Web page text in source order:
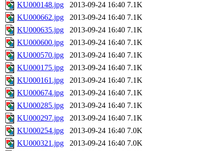
KU000148.jpg
2013-09-24 16:40 7.1K
KU000662.jpg
2013-09-24 16:40 7.1K
KU000635.jpg
2013-09-24 16:40 7.1K
KU000600.jpg
2013-09-24 16:40 7.1K
KU000570.jpg
2013-09-24 16:40 7.1K
KU000175.jpg
2013-09-24 16:40 7.1K
KU000161.jpg
2013-09-24 16:40 7.1K
KU000674.jpg
2013-09-24 16:40 7.1K
KU000285.jpg
2013-09-24 16:40 7.1K
KU000297.jpg
2013-09-24 16:40 7.1K
KU000254.jpg
2013-09-24 16:40 7.0K
KU000321.jpg
2013-09-24 16:40 7.0K